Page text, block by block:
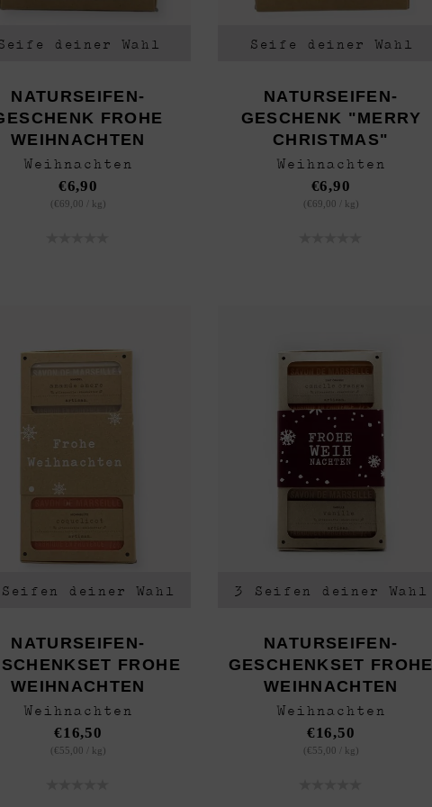
deiner Wahl
NATURSEIFEN-
FROHE
WEIHNACHTEN
Weihnachten
€6,90
( € 69,00 kg )
Seife deiner Wahl
NATURSEIFEN-
GESCHENK "MERRY
CHRISTMAS"
Weihnachten
€6,90
( € 69,00 kg )
deiner Wahl
NATURSEIFEN-
FROHE
WEIHNACHTEN
Weihnachten
€16,50
( €55,00 kg )
3 Seifen deiner Wahl
NATURSEIFEN-
GESCHENKSET FROHE
WEIHNACHTEN
Weihnachten
€16,50
( €55,00 kg )